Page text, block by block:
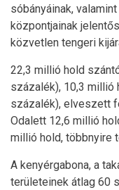
sóbányáinak,
központjainak
közvetlen tengeri
22,3 millió hold
százalék), 10,3 millió
százalék), elveszett
Odalett 12,6 millió
millió hold, többnyire
A kenyérgabona, a
területeinek átlag 60